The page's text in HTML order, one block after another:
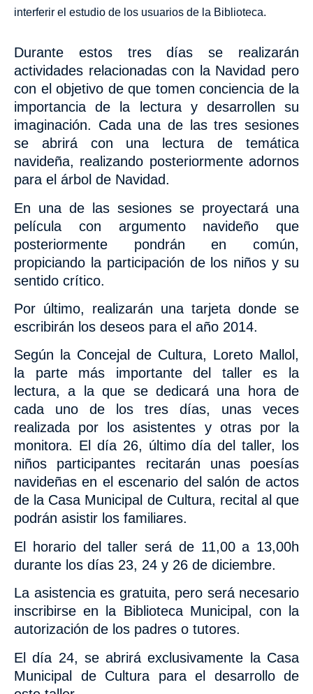
interferir el estudio de los usuarios de la Biblioteca.
Durante estos tres días se realizarán
actividades relacionadas con la Navidad pero
con el objetivo de que tomen conciencia de la
importancia de la lectura y desarrollen su
imaginación. Cada una de las tres sesiones
se abrirá con una lectura de temática
navideña, realizando posteriormente adornos
para el árbol de Navidad.
En una de las sesiones se proyectará una
película con argumento navideño que
posteriormente pondrán en común,
propiciando la participación de los niños y su
sentido crítico.
Por último, realizarán una tarjeta donde se
escribirán los deseos para el año 2014.
Según la Concejal de Cultura, Loreto Mallol,
la parte más importante del taller es la
lectura, a la que se dedicará una hora de
cada uno de los tres días, unas veces
realizada por los asistentes y otras por la
monitora. El día 26, último día del taller, los
niños participantes recitarán unas poesías
navideñas en el escenario del salón de actos
de la Casa Municipal de Cultura, recital al que
podrán asistir los familiares.
El horario del taller será de 11,00 a 13,00h
durante los días 23, 24 y 26 de diciembre.
La asistencia es gratuita, pero será necesario
inscribirse en la Biblioteca Municipal, con la
autorización de los padres o tutores.
El día 24, se abrirá exclusivamente la Casa
Municipal de Cultura para el desarrollo de